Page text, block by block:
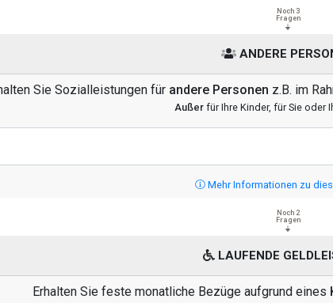
Noch 3
Fragen
ANDERE
Sie Sozialleistungen für andere Personen z.B. im
Außerfür Ihre Kinder, für Sie oder
Mehr Informationen zu
Noch 2
Fragen
LAUFENDE
Erhalten Sie feste monatliche Bezüge aufgrund eines